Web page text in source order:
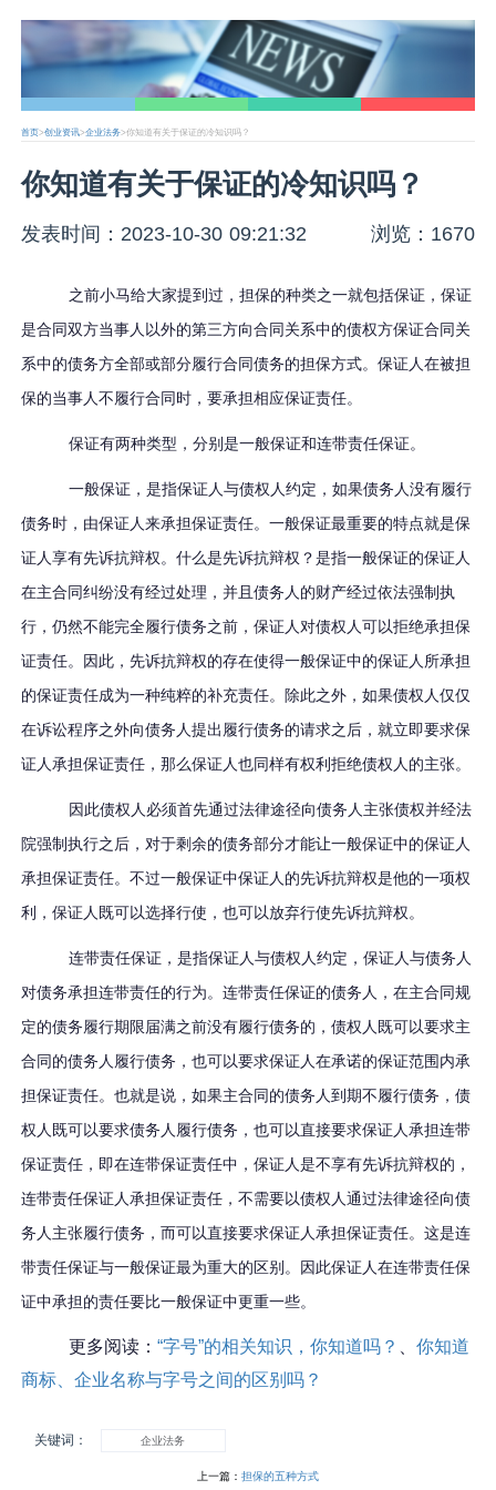
首页>创业资讯>企业法务>你知道有关于保证的冷知识吗？
你知道有关于保证的冷知识吗？
发表时间：2023-10-30 09:21:32 浏览：1670
之前小马给大家提到过，担保的种类之一就包括保证，保证
是合同双方当事人以外的第三方向合同关系中的债权方保证合同关
系中的债务方全部或部分履行合同债务的担保方式。保证人在被担
保的当事人不履行合同时，要承担相应保证责任。
保证有两种类型，分别是一般保证和连带责任保证。
一般保证 ，是指保证人与债权人约定，如果债务人没有履行
债务时，由保证人来承担保证责任。一般保证最重要的特点就是保
证人享有先诉抗辩权。什么是先诉抗辩权 ？是指一般保证的保证人
在主合同纠纷没有经过处理 ，并 且债务人 的财产经过依法强制执
行 ，仍然不能完全履行债务之前，保证人对债权人可以拒绝承担保
证责任。 因此 ，先诉抗辩权的存在使得一般保证中的保证人所承担
的保证责任成为一种纯粹的补充责任。 除此之外 ，如果债权人仅仅
在诉讼程序之外向债务人提出履行债务的请求之 后 ，就立即要求保
证人承担保证责任，那么保证人也同样有权利拒绝债权人的主张。
因此债权人必须首先通过法律途径向债务人主张债权并经法
院强制执行之后，对于剩余的债务部分才能让一般保证中的保证人
承担保证责任。不过一般保证中保证人的先诉抗辩权是他的一项权
利，保证人既可以选择行使，也可以放弃行使先诉抗辩权。
连带责任保证 ，是指保证人与债权人约定，保证人与债务人
对债务承担连带责任的行为。连带责任保证的债务人，在主合同规
定的债务履行期限届满之前没有履行债务的，债权人 既可以要求主
合同的债务人履行债务，也可以要求保证人在承诺的保证范围内承
担保证责任。也就是说，如果主合同的债务人到期不履行债务，债
权人既可以要求债务人履行债务，也可以直接要求保证人承担连带
保证责任，即在连带保证责任中，保证人是不享有先诉抗辩权的 ，
连带责任保证人承担保证责任 ，不需要以债权人通过法律途径向债
务人 主张履行债务 ，而可以直接要求保证人承担保证责任。这是连
带责任保证与一般保证最为重大的区别。 因此保证人在连带责任保
证中承担的责任要比一般保证中更重一些。
更多阅读：“字号”的相关知识，你知道吗？ 、你知道
商标、企业名称与字号之间的区别吗？
关键词： 企业法务
上一篇： 担保的五种方式